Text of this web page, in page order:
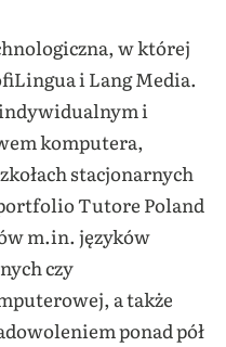
w której
i Lang Media.
i
komputera,
stacjonarnych
Tutore Poland
m.in. języków
czy
a także
ponad pół